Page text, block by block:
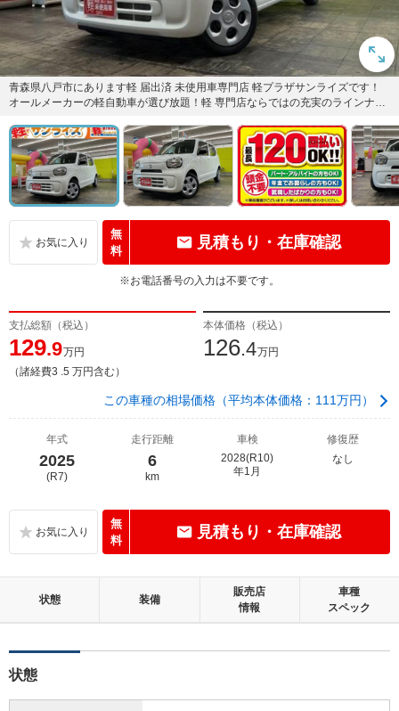
青森県八戸市にあります軽 届出済 未使用車専門店 軽プラザサンライズです！
オールメーカーの軽自動車が選び放題！軽 専門店ならではの充実のラインナッ
無
料
見積もり・在庫確認
※お電話番号の入力は不要です。
支払総額（税込）
129.9万円
（諸経費3 .5 万円含む）
本体価格（税込）
126.4万円
この車種の相場価格（平均本体価格：111万円）
年式
2025
(R7)
走行距離
6
km
車検
2028(R10)
年1月
修復歴
なし
無
料
見積もり・在庫確認
状態 装備
販売店
情報
車種
スペック
状態